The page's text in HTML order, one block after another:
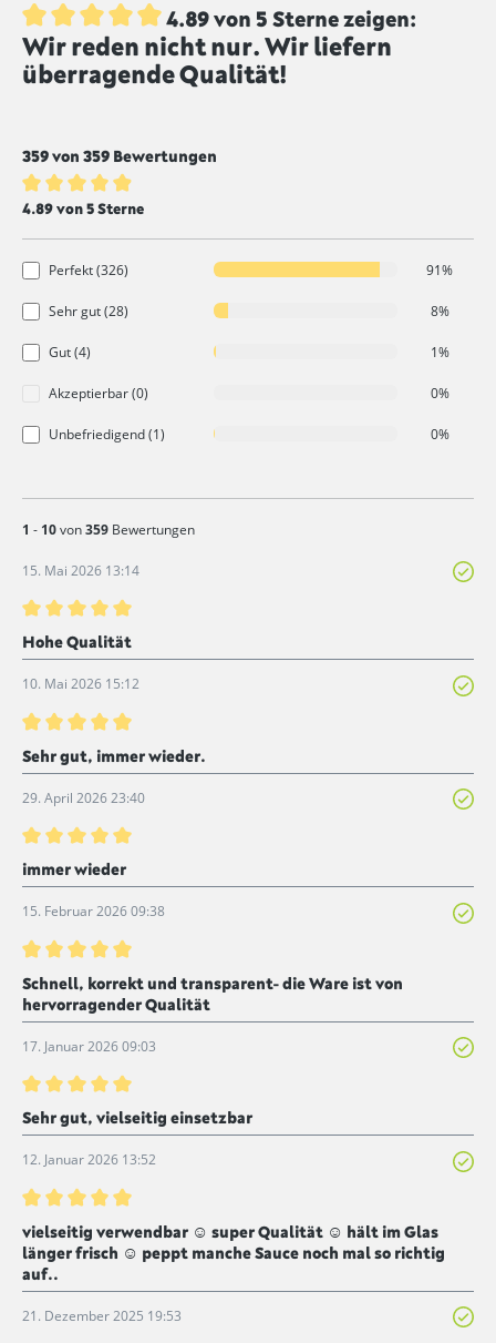
Durchschnittliche Bewertung von 4.8 von 5 Sternen
4.89 von 5 Sterne zeigen:
Wir reden nicht nur. Wir liefern
überragende Qualität!
359 von 359 Bewertungen
Durchschnittliche Bewertung von 4.8 von 5 Sternen
4.89 von 5 Sterne
Perfekt (326) 91%
Sehr gut (28) 8%
Gut (4) 1%
Akzeptierbar (0) 0%
Unbefriedigend (1) 0%
1 - 10von359 Bewertungen
15. Mai 2026 13:14
Bewertung mit 5 von 5 Sternen
Hohe Qualität
10. Mai 2026 15:12
Bewertung mit 5 von 5 Sternen
Sehr gut, immer wieder.
29. April 2026 23:40
Bewertung mit 5 von 5 Sternen
immer wieder
15. Februar 2026 09:38
Bewertung mit 5 von 5 Sternen
Schnell, korrekt und transparent- die Ware ist von
hervorragender Qualität
17. Januar 2026 09:03
Bewertung mit 5 von 5 Sternen
Sehr gut, vielseitig einsetzbar
12. Januar 2026 13:52
Bewertung mit 5 von 5 Sternen
vielseitig verwendbar ☺ super Qualität ☺ hält im Glas
länger frisch ☺ peppt manche Sauce noch mal so richtig
auf..
21. Dezember 2025 19:53